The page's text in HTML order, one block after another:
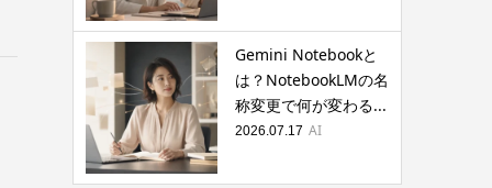
Gemini Notebookと
は？NotebookLMの名
称変更で何が変わる...
2026.07.17 AI